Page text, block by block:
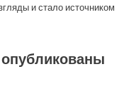
и стало источником